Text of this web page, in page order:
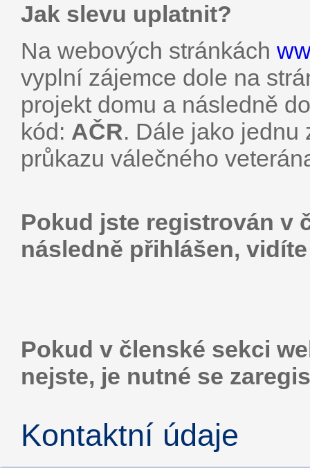
Jak slevu uplatnit?
Na webových stránkách
vyplní zájemce dole na
projekt domu a následně
kód: AČR. Dále jako jednu
průkazu válečného
Pokud jste registrován v
následně přihlášen,
Pokud v členské sekci
nejste, je nutné se
Kontaktní údaje